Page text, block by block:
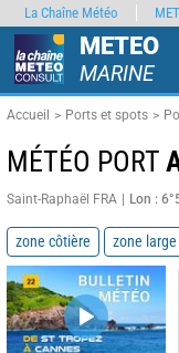
METEO
MARINE
Accueil Ports et spots
MÉTÉO PORT
Saint-Raphaël FRA Lon :
zone côtière zone large
La Chaîne Météo